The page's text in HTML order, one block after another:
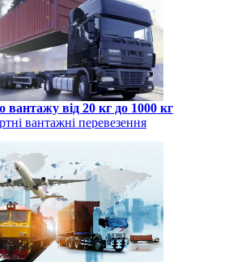
вантажу від 20 кг до 1000 кг
вантажні перевезення